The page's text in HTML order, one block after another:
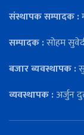
संस्थापक सम्पादक :
सम्पादक :सोहम
बजार ब्यवस्थापक :
व्यवस्थापक :अर्जुन